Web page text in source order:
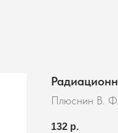
Плюснин В. Ф.
132 р.